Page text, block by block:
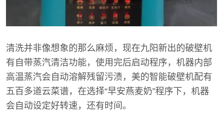
清洗并非像想象的那么麻烦，现在九阳新出的破壁机
有自带蒸汽清洁功能，使用完后启动程序，机器内部
高温蒸汽会自动溶解残留污渍，美的智能破壁机配有
五百多道云菜谱，在选择“早安燕麦奶”程序下，机器
会自动设定好转速，还有时间。